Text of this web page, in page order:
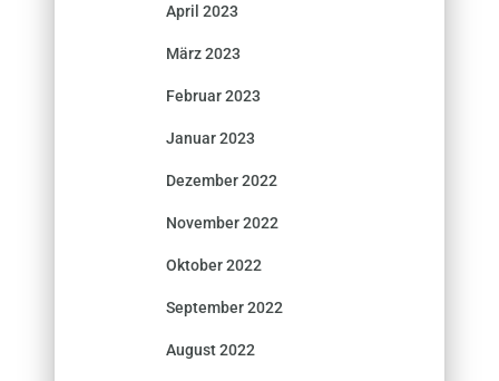
April 2023
März 2023
Februar 2023
Januar 2023
Dezember 2022
November 2022
Oktober 2022
September 2022
August 2022